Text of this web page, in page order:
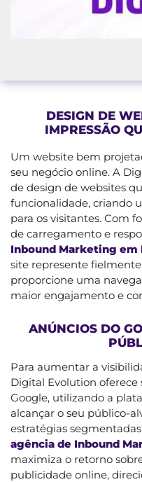
DESIGN DE
IMPRESSÃO
Um website bem
seu negócio online. A
de design de websites
funcionalidade, criando
para os visitantes. Com
de carregamento e
Inbound Marketing em
site represente
proporcione uma
maior engajamento e
ANÚNCIOS DO
Para aumentar a
Digital Evolution oferece
Google, utilizando a
alcançar o seu público-
estratégias
agência de Inbound
maximiza o retorno
publicidade online,